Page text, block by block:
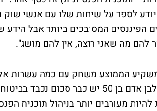
לספר על שיחות שלו עם אנשי שוק
הפיננסים המסובכים ביותר אבל
להם מה שאני רוצה, אין להם מושג".
הממוצע משחק עם כמה עשרות
שהאישה נותנת) ואילו לבן אדם בן 50 יש
מעורבים יותר בניהול תוכנית